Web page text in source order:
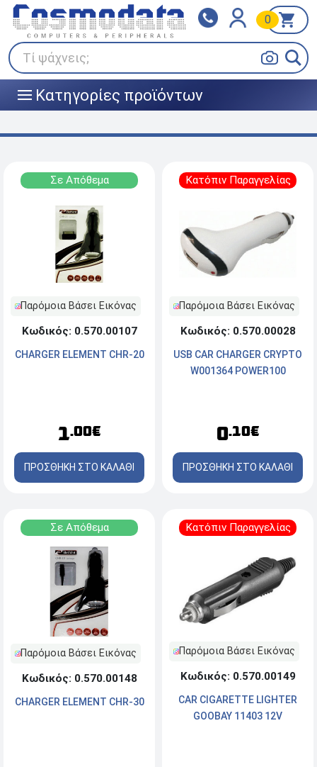
Τί ψάχνεις;
0
||| Κατηγορίες προϊόντων
Klarna
Πληρώστε σε 3
άτοκες δόσεις
BOX NOW
Σε Απόθεμα
Παρόμοια Βάσει Εικόνας
Κωδικός: 0.570.00107
CHARGER ELEMENT CHR-20
1.00€
ΠΡΟΣΘΗΚΗ ΣΤΟ ΚΑΛΑΘΙ
Κατόπιν Παραγγελίας
Παρόμοια Βάσει Εικόνας
Κωδικός: 0.570.00028
USB CAR CHARGER CRYPTO
W001364 POWER100
0.10€
ΠΡΟΣΘΗΚΗ ΣΤΟ ΚΑΛΑΘΙ
Σε Απόθεμα
Παρόμοια Βάσει Εικόνας
Κωδικός: 0.570.00148
CHARGER ELEMENT CHR-30
Κατόπιν Παραγγελίας
Παρόμοια Βάσει Εικόνας
Κωδικός: 0.570.00149
CAR CIGARETTE LIGHTER
GOOBAY 11403 12V